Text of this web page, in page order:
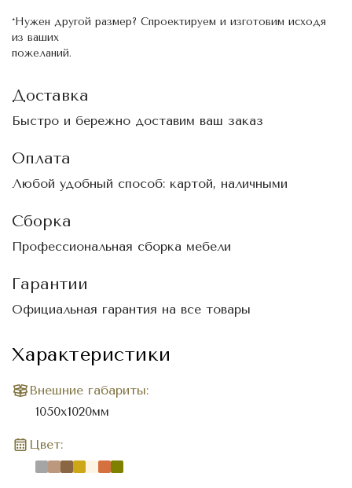
*Нужен другой размер? Спроектируем и изготовим исходя
из ваших
пожеланий.
Доставка
Быстро и бережно доставим ваш заказ
Оплата
Любой удобный способ: картой, наличными
Сборка
Профессиональная сборка мебели
Гарантии
Официальная гарантия на все товары
Характеристики
Внешние габариты:
1050x1020мм
Цвет: